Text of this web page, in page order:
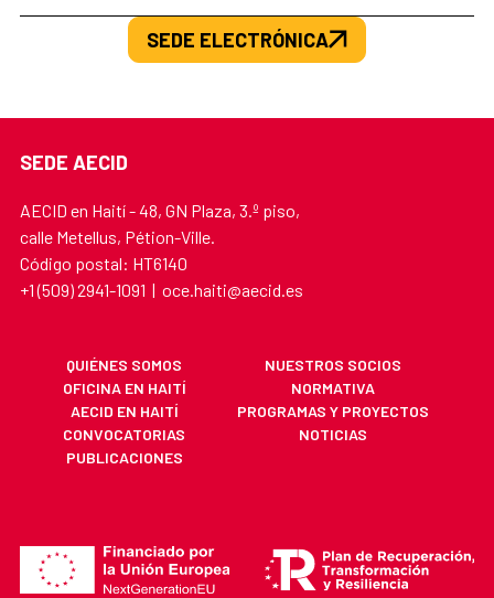
SEDE ELECTRÓNICA
SEDE AECID
AECID en Haití - 48, GN Plaza, 3.º piso,
calle Metellus, Pétion-Ville.
Código postal: HT6140
+1 (509) 2941-1091 | oce.haiti@aecid.es
QUIÉNES SOMOS
NUESTROS SOCIOS
OFICINA EN HAITÍ
NORMATIVA
AECID EN HAITÍ
PROGRAMAS Y PROYECTOS
CONVOCATORIAS
NOTICIAS
PUBLICACIONES